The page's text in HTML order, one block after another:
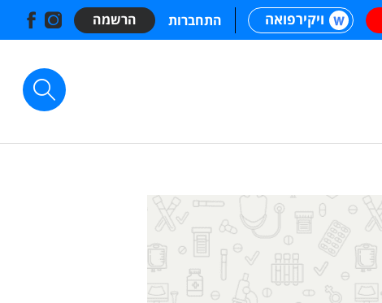
ויקירפואה התחברות הרשמה